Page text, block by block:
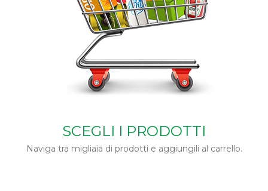
SCEGLI I PRODOTTI
Naviga tra migliaia di prodotti e aggiungili al carrello.